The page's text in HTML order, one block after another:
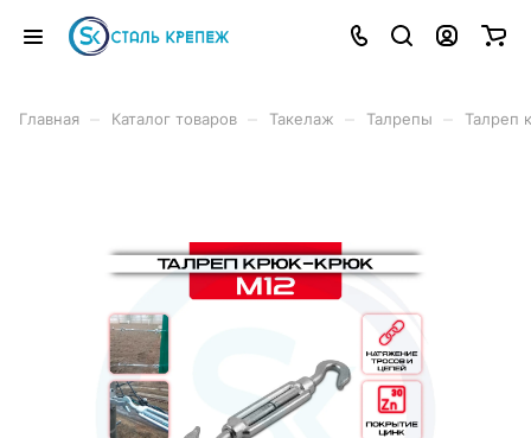
Главная Каталог товаров Такелаж Талрепы Талреп